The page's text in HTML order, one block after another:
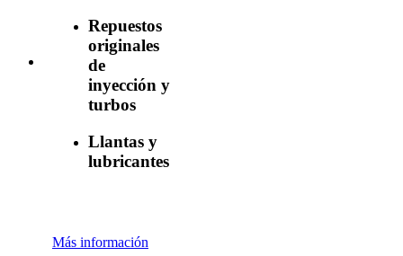
Repuestos
originales
de
inyección y
turbos
Llantas y
lubricantes
Más información